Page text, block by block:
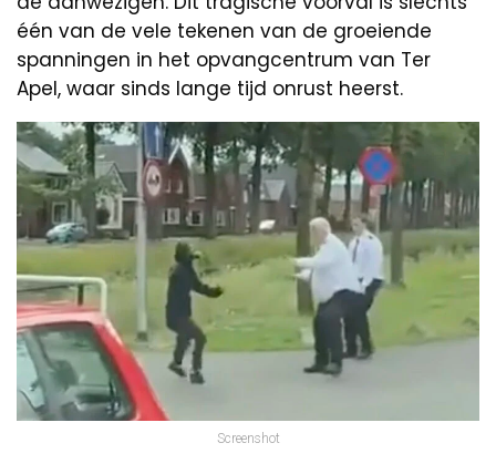
één van de vele tekenen van de groeiende
spanningen in het opvangcentrum van Ter
Apel, waar sinds lange tijd onrust heerst.
Screenshot